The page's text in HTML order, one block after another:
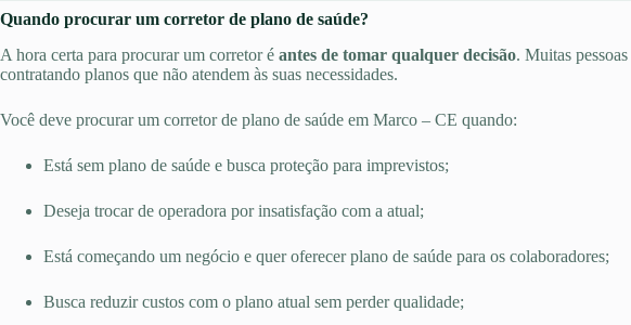
Quando procurar um corretor de plano de saúde?
A hora certa para procurar um corretor é antes de tomar qualquer decisão. Muitas
contratando planos que não atendem às suas necessidades.
Você deve procurar um corretor de plano de saúde em Marco – CE quando:
Está sem plano de saúde e busca proteção para imprevistos;
Deseja trocar de operadora por insatisfação com a atual;
Está começando um negócio e quer oferecer plano de saúde para os colaboradores;
Busca reduzir custos com o plano atual sem perder qualidade;